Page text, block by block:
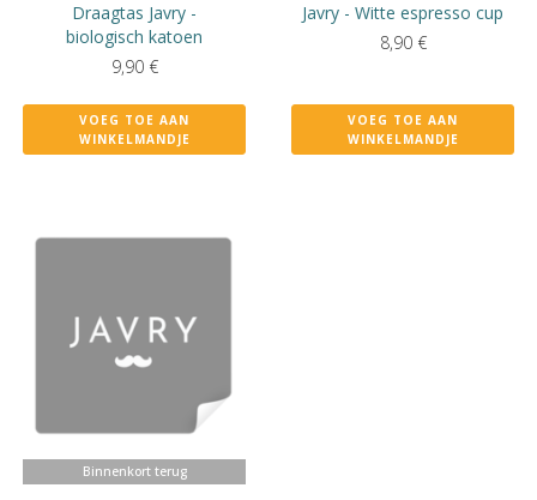
Draagtas Javry -
biologisch katoen
9,90 €
VOEG TOE AAN
WINKELMANDJE
Javry - Witte espresso cup
8,90 €
VOEG TOE AAN
WINKELMANDJE
Binnenkort terug